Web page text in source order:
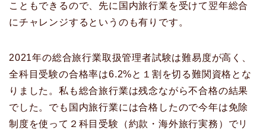
こともできるので、先に国内旅行業を受けて翌年総合
にチャレンジするというのも有りです。
2021年の総合旅行業取扱管理者試験は難易度が高く、
全科目受験の合格率は6.2%と１割を切る難関資格とな
りました。私も総合旅行業は残念ながら不合格の結果
でした。でも国内旅行業には合格したので今年は免除
制度を使って２科目受験（約款・海外旅行実務）でリ